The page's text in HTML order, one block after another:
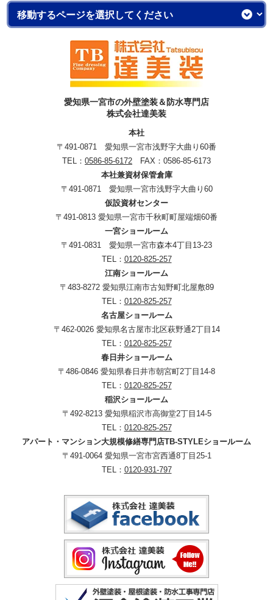
愛知県一宮市の外壁塗装＆防水専門店
株式会社達美装
本社
〒491-0871 愛知県一宮市浅野字大曲り60番
TEL： 0586-85-6172 FAX：0586-85-6173
本社兼資材保管倉庫
〒491-0871 愛知県一宮市浅野字大曲り60
仮設資材センター
〒491-0813 愛知県一宮市千秋町町屋端畑60番
一宮ショールーム
〒491-0831 愛知県一宮市森本4丁目13-23
TEL： 0120-825-257
江南ショールーム
〒483-8272 愛知県江南市古知野町北屋敷89
TEL： 0120-825-257
名古屋ショールーム
〒462-0026 愛知県名古屋市北区萩野通2丁目14
TEL： 0120-825-257
春日井ショールーム
〒486-0846 愛知県春日井市朝宮町2丁目14-8
TEL： 0120-825-257
稲沢ショールーム
〒492-8213 愛知県稲沢市高御堂2丁目14-5
TEL： 0120-825-257
アパート・マンション大規模修繕専門店TB-STYLEショールーム
〒491-0064 愛知県一宮市宮西通8丁目25-1
TEL： 0120-931-797